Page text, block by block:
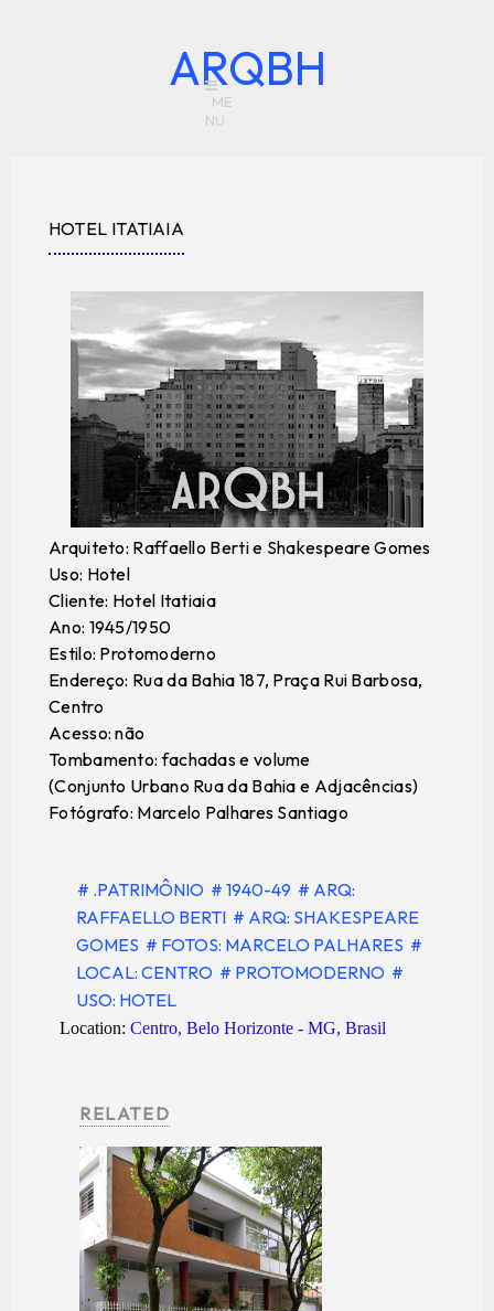
ARQBH
HOTEL ITATIAIA
Arquiteto: Raffaello Berti e Shakespeare Gomes
Uso: Hotel
Cliente: Hotel Itatiaia
Ano: 1945/1950
Estilo: Protomoderno
Endereço: Rua da Bahia 187, Praça Rui Barbosa,
Centro
Acesso: não
Tombamento: fachadas e volume
(Conjunto Urbano Rua da Bahia e Adjacências)
Fotógrafo: Marcelo Palhares Santiago
# .PATRIMÔNIO # 1940-49 # ARQ:
RAFFAELLO BERTI # ARQ: SHAKESPEARE
GOMES # FOTOS: MARCELO PALHARES #
LOCAL: CENTRO # PROTOMODERNO #
USO: HOTEL
Location: Centro, Belo Horizonte - MG, Brasil
RELATED